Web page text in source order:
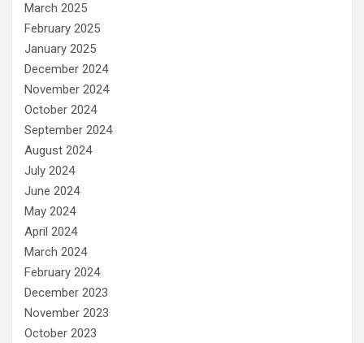
March 2025
February 2025
January 2025
December 2024
November 2024
October 2024
September 2024
August 2024
July 2024
June 2024
May 2024
April 2024
March 2024
February 2024
December 2023
November 2023
October 2023